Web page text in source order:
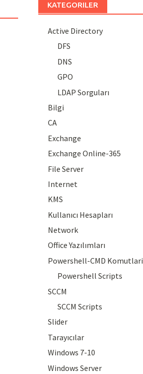
KATEGORILER
Active Directory
DFS
DNS
GPO
LDAP Sorguları
Bilgi
CA
Exchange
Exchange Online-365
File Server
Internet
KMS
Kullanıcı Hesapları
Network
Office Yazılımları
Powershell-CMD Komutlari
Powershell Scripts
SCCM
SCCM Scripts
Slider
Tarayıcılar
Windows 7-10
Windows Server